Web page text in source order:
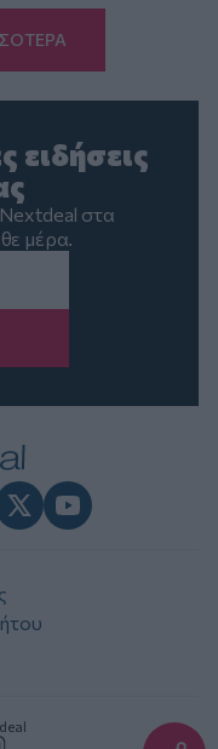
ειδήσεις
στα
μέρα.